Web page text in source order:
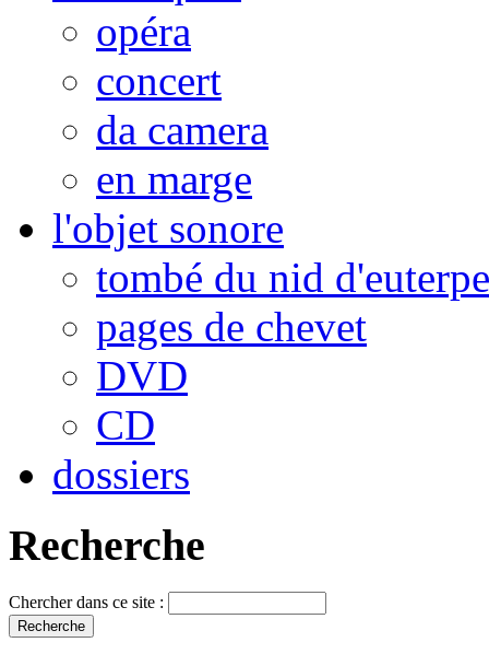
opéra
concert
da camera
en marge
l'objet sonore
tombé du nid d'euterpe
pages de chevet
DVD
CD
dossiers
Recherche
Chercher dans ce site :